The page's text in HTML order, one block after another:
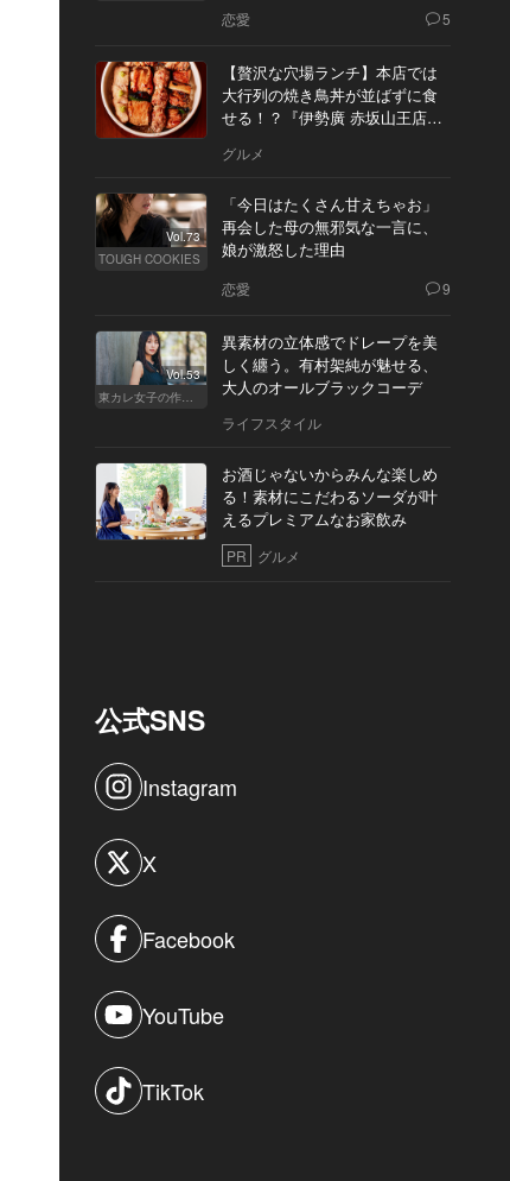
恋愛 5
【贅沢な穴場ランチ】本店では
大行列の焼き鳥丼が並ばずに食
せる！？『伊勢廣 赤坂山王店』
グルメ
Vol.73
TOUGH COOKIES
「今日はたくさん甘えちゃお」
再会した母の無邪気な一言に、
娘が激怒した理由
恋愛 9
Vol.53
東カレ女子の作り方
異素材の立体感でドレープを美
しく纏う。有村架純が魅せる、
大人のオールブラックコーデ
ライフスタイル
お酒じゃないからみんな楽しめ
る！素材にこだわるソーダが叶
えるプレミアムなお家飲み
PR グルメ
公式SNS
Instagram
X
Facebook
YouTube
TikTok